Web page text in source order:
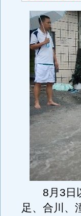
8月3日以
足、合川、